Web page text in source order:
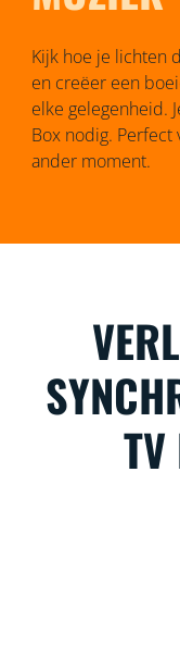
Kijk hoe je lichten
en creëer een
elke gelegenheid.
Box nodig. Perfect
ander moment.